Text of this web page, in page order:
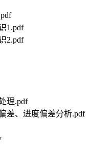
1.pdf
2.pdf
理.pdf
差、进度偏差分析.pdf